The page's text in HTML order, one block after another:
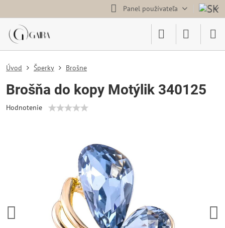
Panel používateľa
Úvod Šperky Brošne
Brošňa do kopy Motýlik 340125
Hodnotenie